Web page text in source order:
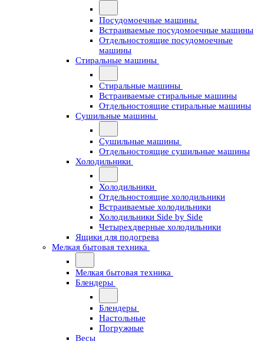
Посудомоечные машины
Встраиваемые посудомоечные машины
Отдельностоящие посудомоечные
машины
Стиральные машины
Стиральные машины
Встраиваемые стиральные машины
Отдельностоящие стиральные машины
Сушильные машины
Сушильные машины
Отдельностоящие сушильные машины
Холодильники
Холодильники
Отдельностоящие холодильники
Встраиваемые холодильники
Холодильники Side by Side
Четырехдверные холодильники
Ящики для подогрева
Мелкая бытовая техника
Мелкая бытовая техника
Блендеры
Блендеры
Настольные
Погружные
Весы